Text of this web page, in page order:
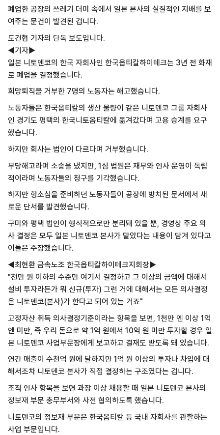
폐업한 공장의 쓰레기 더미 속에서 일본 본사의 실질적인 지배를 보
여주는 문건이 발견된 겁니다.
도건협 기자의 단독 보도입니다.
◀기자▶
일본 니토덴코의 한국 자회사인 한국옵티칼하이테크는 3년 전 화재
로 폐업을 결정했습니다.
희망퇴직을 거부한 7명의 노동자는 해고했습니다.
노동자들은 한국옵티칼의 생산 물량이 같은 니토덴코 그룹 자회사
인 경기도 평택의 한국니토옵티칼에 옮겨갔다며 고용 승계를 요구
했습니다.
하지만 회사는 법인이 다르다며 거부했습니다.
부당해고라며 소송을 냈지만, 1심 법원은 재무와 인사 운영이 독립
적이라며 노동자들의 청구를 기각했습니다.
하지만 항소심을 준비하던 노동자들이 공장에 방치된 문서에서 새
로운 단서를 발견했습니다.
구미와 평택 법인이 형식적으로만 분리돼 있을 뿐, 경영상 주요 의
사 결정은 모두 일본 니토덴코 본사가 맡았다는 내용이 담겨 있다고
이들은 주장했습니다.
◀최현환 금속노조 한국옵티칼하이테크지회장▶
"천만 원 이하의 수준만 여기서 결정하고 그 이상의 금액에 대해서
설비 투자라든가 뭐 신규(투자) 그런 거에 대해서는 모든 의사결정
은 니토덴코(본사)가 한다고 되어 있는 거죠"
고정자산 취득 의사결정기준이라는 항목을 보면, 1천만 엔 이상 1억
엔 미만, 즉 우리 돈으로 약 1억 원에서 10억 원 미만 투자할 경우 일
본 니토덴코 사업부문장에게 보고하고 결재도 받도록 돼 있습니다.
연간 매출이 수천억 원에 달하지만 1억 원 이상의 투자나 차입에 대
해서조차 니토덴코 본사가 직접 결정하는 구조였다는 겁니다.
조직 인사 항목을 보면 과장 이상 채용할 때 일본 니토덴코 본사의
정보재 부문 총무부서와 사전 협의하도록 했습니다.
니토덴코의 정보재 부문은 한국옵티칼 등 국내 자회사를 관할하는
사업 부문입니다.